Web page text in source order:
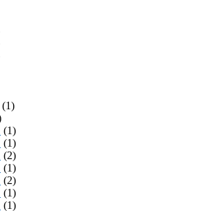
(1)
(1)
(1)
(2)
(1)
(2)
(1)
(1)